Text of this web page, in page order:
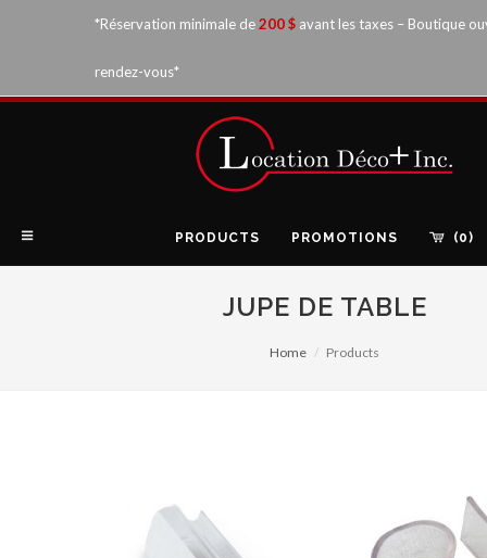
*Réservation minimale de200 $avant les taxes – Boutique
rendez-vous*
PRODUCTS PROMOTIONS (0)
JUPE DE TABLE
Home Products